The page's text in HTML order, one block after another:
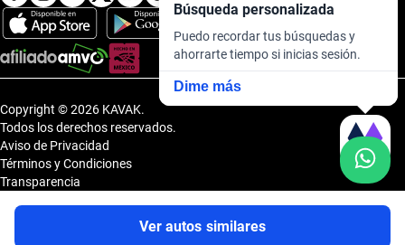
Búsqueda personalizada
Puedo recordar tus búsquedas y
ahorrarte tiempo si inicias sesión.
Dime más
Ver autos similares
Copyright © 2026 KAVAK.
Todos los derechos reservados.
Aviso de Privacidad
Términos y Condiciones
Transparencia
Uvi Tech, S.A.P.I. de C.V., Carretera Amomolulco - Capulhuac, No. 1 Col.